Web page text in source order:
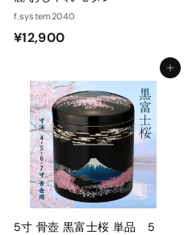
f.system2040
¥12,900¥
2
,
9
0
カートに入れる
5寸 骨壺 黒富士桜 単品 5